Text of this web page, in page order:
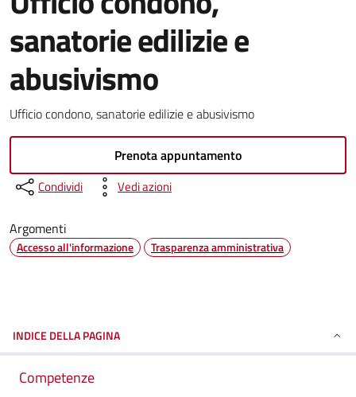
sanatorie edilizie e
abusivismo
Ufficio condono, sanatorie edilizie e abusivismo
Prenota appuntamento
Condividi Vedi azioni
Argomenti
Accesso all'informazione Trasparenza amministrativa
INDICE DELLA PAGINA
Competenze